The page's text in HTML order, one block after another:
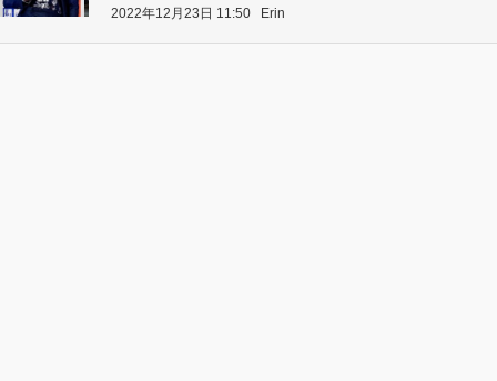
2022年12月23日 11:50 Erin